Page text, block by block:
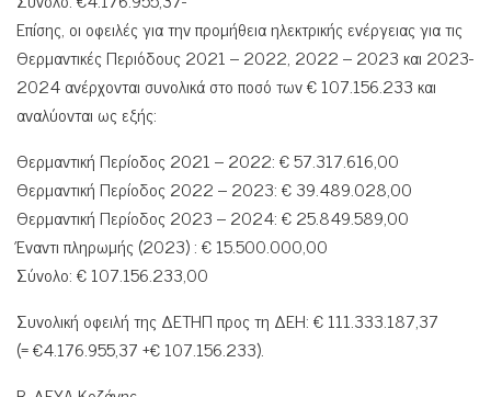
Επίσης, οι οφειλές για την προμήθεια ηλεκτρικής ενέργειας για τις
Θερμαντικές Περιόδους 2021 – 2022, 2022 – 2023 και 2023-
2024 ανέρχονται συνολικά στο ποσό των € 107.156.233 και
αναλύονται ως εξής:
Θερμαντική Περίοδος 2021 – 2022: € 57.317.616,00
Θερμαντική Περίοδος 2022 – 2023: € 39.489.028,00
Θερμαντική Περίοδος 2023 – 2024: € 25.849.589,00
Έναντι πληρωμής (2023) : € 15.500.000,00
Σύνολο: € 107.156.233,00
Συνολική οφειλή της ΔΕΤΗΠ προς τη ΔΕΗ: € 111.333.187,37
(= €4.176.955,37 +€ 107.156.233).